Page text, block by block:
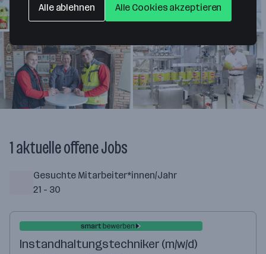
1 aktuelle offene Jobs
Gesuchte Mitarbeiter*innen/Jahr
21 - 30
Instandhaltungstechniker (m/w/d)
Alle ablehnen Alle Cookies akzeptieren